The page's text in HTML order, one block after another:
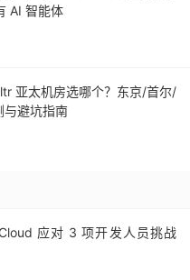
AI 智能体
亚太机房选哪个？东京/首尔/
与避坑指南
应对 3 项开发人员挑战